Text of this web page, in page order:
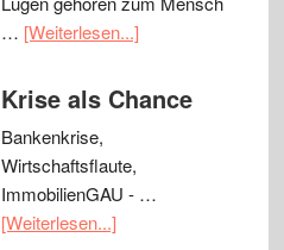
… [Weiterlesen...]
Krise als Chance
Bankenkrise,
Wirtschaftsflaute,
ImmobilienGAU - …
[Weiterlesen...]